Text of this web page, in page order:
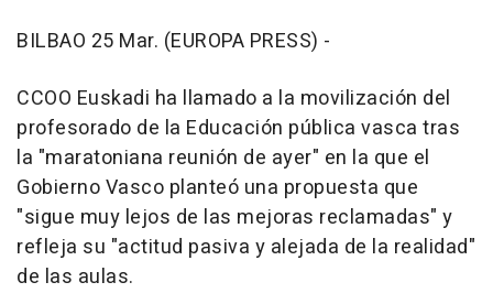
BILBAO 25 Mar. (EUROPA PRESS) -
CCOO Euskadi ha llamado a la movilización del
profesorado de la Educación pública vasca tras
la "maratoniana reunión de ayer" en la que el
Gobierno Vasco planteó una propuesta que
"sigue muy lejos de las mejoras reclamadas" y
refleja su "actitud pasiva y alejada de la realidad"
de las aulas.